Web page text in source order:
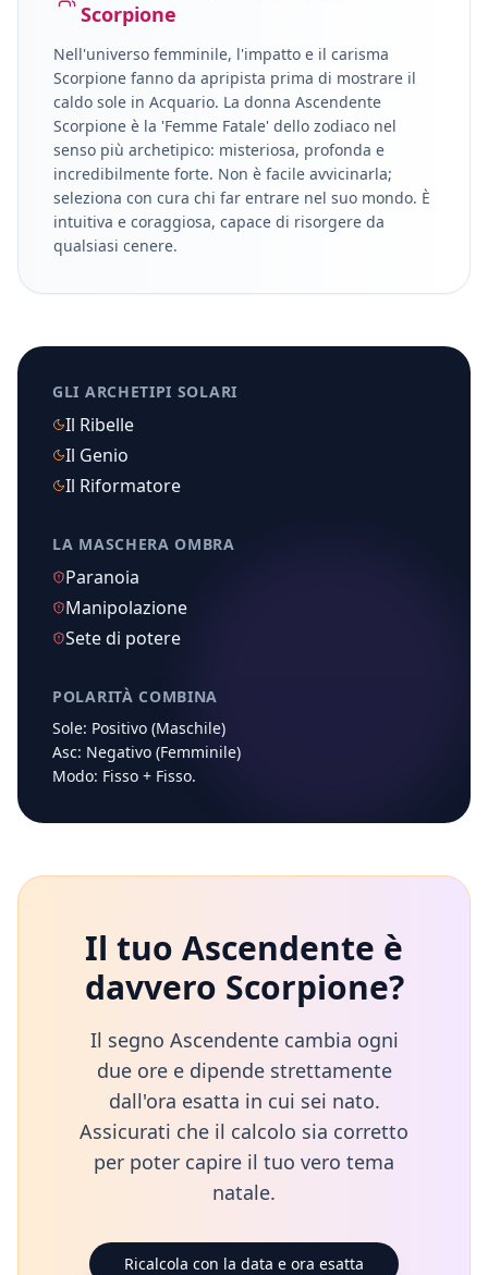
Scorpione
Nell'universo femminile, l'impatto e il carisma
Scorpione fanno da apripista prima di mostrare il
caldo sole in Acquario. La donna Ascendente
Scorpione è la 'Femme Fatale' dello zodiaco nel
senso più archetipico: misteriosa, profonda e
incredibilmente forte. Non è facile avvicinarla;
seleziona con cura chi far entrare nel suo mondo. È
intuitiva e coraggiosa, capace di risorgere da
qualsiasi cenere.
GLI ARCHETIPI SOLARI
Il Ribelle
Il Genio
Il Riformatore
LA MASCHERA OMBRA
Paranoia
Manipolazione
Sete di potere
POLARITÀ COMBINA
Sole: Positivo (Maschile)
Asc: Negativo (Femminile)
Modo: Fisso + Fisso.
Il tuo Ascendente è
davvero Scorpione?
Il segno Ascendente cambia ogni
due ore e dipende strettamente
dall'ora esatta in cui sei nato.
Assicurati che il calcolo sia corretto
per poter capire il tuo vero tema
natale.
Ricalcola con la data e ora esatta